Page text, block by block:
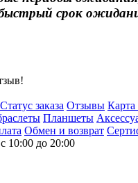
срок
Статус заказа Отзывы Карта
Планшеты
Обмен и возврат
10:00 до 20:00